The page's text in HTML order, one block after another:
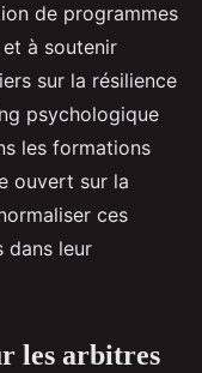
de programmes
à soutenir
sur la résilience
psychologique
les formations
ouvert sur la
ces
dans leur
les arbitres